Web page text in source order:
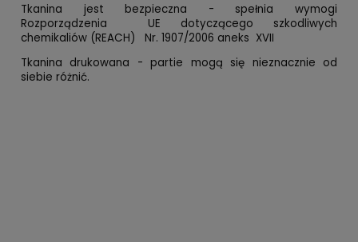
Tkanina jest bezpieczna - spełnia wymogi
Rozporządzenia UE dotyczącego szkodliwych
chemikaliów (REACH) Nr. 1907/2006 aneks XVII
Tkanina drukowana - partie mogą się nieznacznie od
siebie różnić.